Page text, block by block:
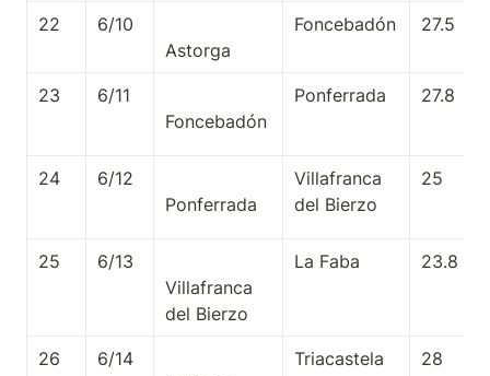
22
6/10
Foncebadón 27.5
23
6/11
Ponferrada 27.8
24
6/12
Villafranca
del Bierzo
25
25
6/13
Villafranca
La Faba 23.8
26
6/14
Triacastela 28